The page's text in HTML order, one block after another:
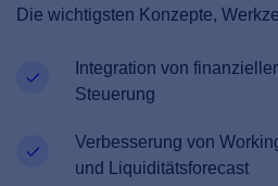
Die wichtigsten Konzepte,
Integration von
Steuerung
Verbesserung von
und Liquiditätsforecast